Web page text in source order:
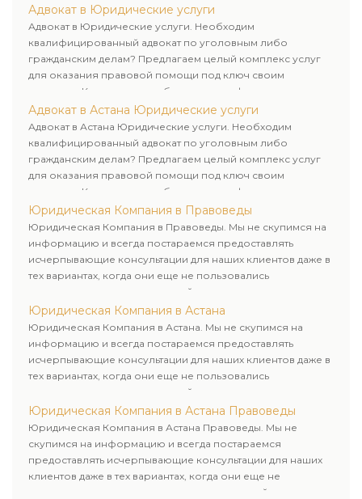
юридических лиц. Индивидуальный подход к каждому
клиенту.
Адвокат в Юридические услуги
Адвокат в Юридические услуги. Необходим
квалифицированный адвокат по уголовным либо
гражданским делам? Предлагаем целый комплекс услуг
для оказания правовой помощи под ключ своим
клиентам. Комплексное обслуживание физических и
юридических лиц. Индивидуальный подход к каждому
клиенту.
Адвокат в Астана Юридические услуги
Адвокат в Астана Юридические услуги. Необходим
квалифицированный адвокат по уголовным либо
гражданским делам? Предлагаем целый комплекс услуг
для оказания правовой помощи под ключ своим
клиентам. Комплексное обслуживание физических и
юридических лиц. Индивидуальный подход к каждому
клиенту.
Юридическая Компания в Правоведы
Юридическая Компания в Правоведы. Мы не скупимся на
информацию и всегда постараемся предоставлять
исчерпывающие консультации для наших клиентов даже в
тех вариантах, когда они еще не пользовались
юридическими услугами нашей компании.
Юридическая Компания в Астана
Юридическая Компания в Астана. Мы не скупимся на
информацию и всегда постараемся предоставлять
исчерпывающие консультации для наших клиентов даже в
тех вариантах, когда они еще не пользовались
юридическими услугами нашей компании.
Юридическая Компания в Астана Правоведы
Юридическая Компания в Астана Правоведы. Мы не
скупимся на информацию и всегда постараемся
предоставлять исчерпывающие консультации для наших
клиентов даже в тех вариантах, когда они еще не
пользовались юридическими услугами нашей компании.